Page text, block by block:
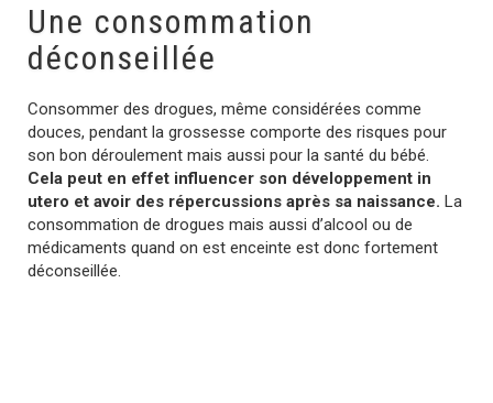
Une consommation
déconseillée
Consommer des drogues, même considérées comme
douces, pendant la grossesse comporte des risques pour
son bon déroulement mais aussi pour la santé du bébé.
Cela peut en effet influencer son développement in
utero et avoir des répercussions après sa naissance. La
consommation de drogues mais aussi d’alcool ou de
médicaments quand on est enceinte est donc fortement
déconseillée.